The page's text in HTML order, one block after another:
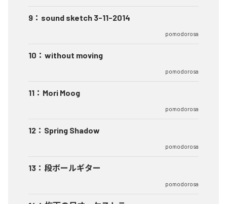
9 ： sound sketch 3-11-2014
pomodorosa
10 ： without moving
pomodorosa
11 ： Mori Moog
pomodorosa
12 ： Spring Shadow
pomodorosa
13 ： 段ボールギター
pomodorosa